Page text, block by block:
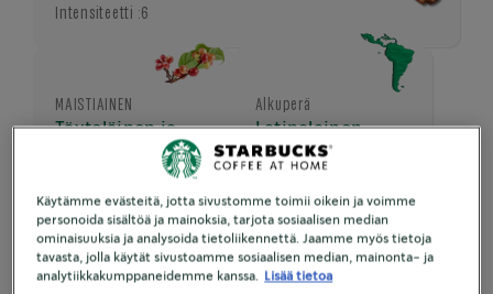
Intensiteetti :6
MAISTIAINEN
Täyteläinen ja
Alkuperä
Latinalainen
Amerikka
Koko
230 ml
Käytämme evästeitä, jotta sivustomme toimii oikein ja voimme
personoida sisältöä ja mainoksia, tarjota sosiaalisen median
ominaisuuksia ja analysoida tietoliikennettä. Jaamme myös tietoja
tavasta, jolla käytät sivustoamme sosiaalisen median, mainonta- ja
analytiikkakumppaneidemme kanssa.
Lisää tietoa